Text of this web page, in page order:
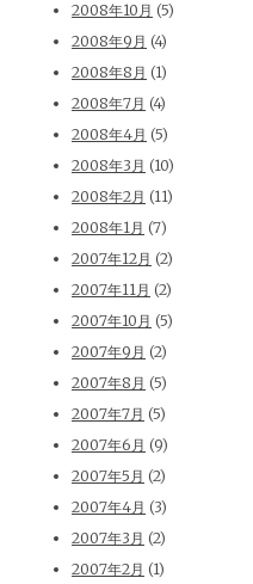
2008年10月 (5)
2008年9月 (4)
2008年8月 (1)
2008年7月 (4)
2008年4月 (5)
2008年3月 (10)
2008年2月 (11)
2008年1月 (7)
2007年12月 (2)
2007年11月 (2)
2007年10月 (5)
2007年9月 (2)
2007年8月 (5)
2007年7月 (5)
2007年6月 (9)
2007年5月 (2)
2007年4月 (3)
2007年3月 (2)
2007年2月 (1)